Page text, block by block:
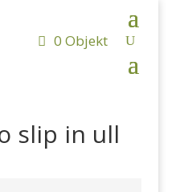
0 Objekt
slip in ull